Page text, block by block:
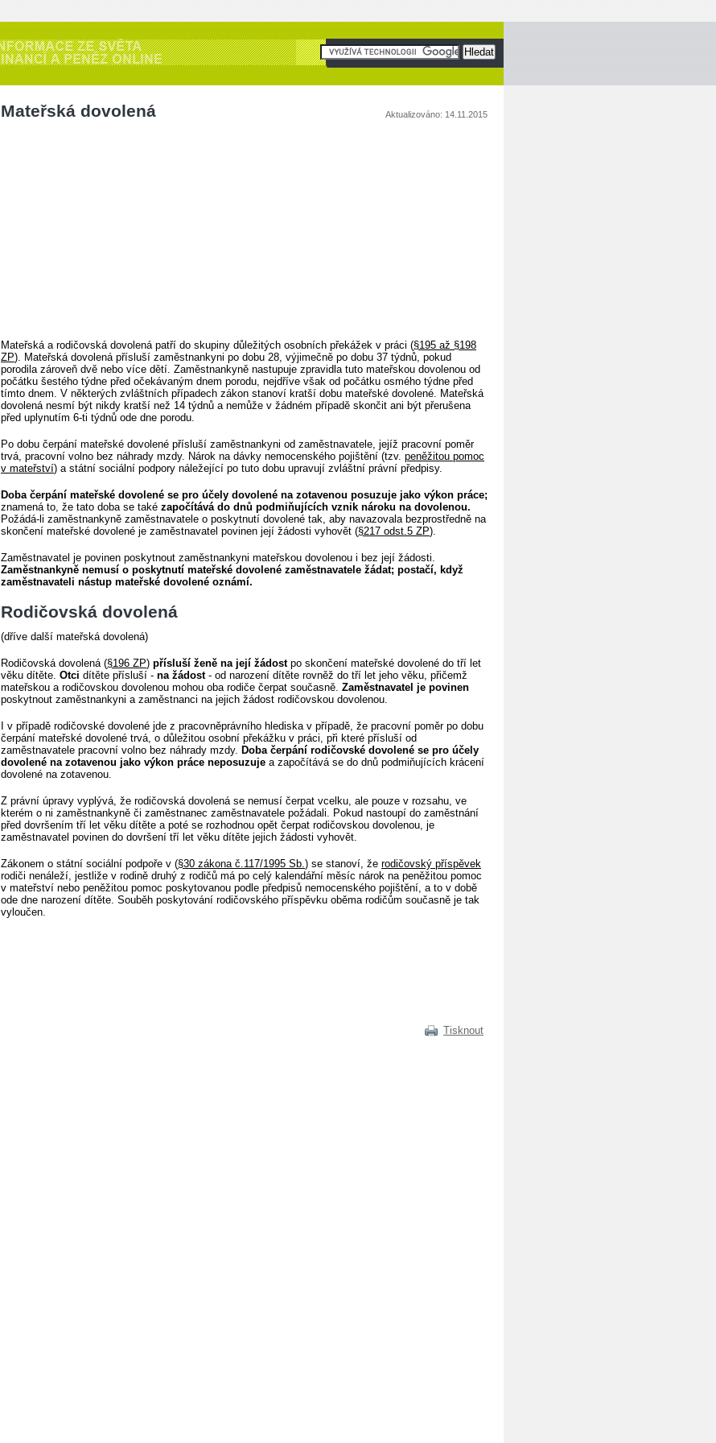
Aktualizováno: 14.11.2015
Mateřská dovolená
Mateřská a rodičovská dovolená patří do skupiny důležitých osobních překážek v práci (§195 až §198
ZP). Mateřská dovolená přísluší zaměstnankyni po dobu 28, výjimečně po dobu 37 týdnů, pokud
porodila zároveň dvě nebo více dětí. Zaměstnankyně nastupuje zpravidla tuto mateřskou dovolenou od
počátku šestého týdne před očekávaným dnem porodu, nejdříve však od počátku osmého týdne před
tímto dnem. V některých zvláštních případech zákon stanoví kratší dobu mateřské dovolené. Mateřská
dovolená nesmí být nikdy kratší než 14 týdnů a nemůže v žádném případě skončit ani být přerušena
před uplynutím 6-ti týdnů ode dne porodu.
Po dobu čerpání mateřské dovolené přísluší zaměstnankyni od zaměstnavatele, jejíž pracovní poměr
trvá, pracovní volno bez náhrady mzdy. Nárok na dávky nemocenského pojištění (tzv. peněžitou pomoc
v mateřství) a státní sociální podpory náležející po tuto dobu upravují zvláštní právní předpisy.
Doba čerpání mateřské dovolené se pro účely dovolené na zotavenou posuzuje jako výkon práce;
znamená to, že tato doba se také započítává do dnů podmiňujících vznik nároku na dovolenou.
Požádá-li zaměstnankyně zaměstnavatele o poskytnutí dovolené tak, aby navazovala bezprostředně na
skončení mateřské dovolené je zaměstnavatel povinen její žádosti vyhovět (§217 odst.5 ZP).
Zaměstnavatel je povinen poskytnout zaměstnankyni mateřskou dovolenou i bez její žádosti.
Zaměstnankyně nemusí o poskytnutí mateřské dovolené zaměstnavatele žádat; postačí, když
zaměstnavateli nástup mateřské dovolené oznámí.
Rodičovská dovolená
(dříve další mateřská dovolená)
Rodičovská dovolená (§196 ZP) přísluší ženě na její žádostpo skončení mateřské dovolené do tří let
věku dítěte. Otci dítěte přísluší - na žádost- od narození dítěte rovněž do tří let jeho věku, přičemž
mateřskou a rodičovskou dovolenou mohou oba rodiče čerpat současně. Zaměstnavatel je povinen
poskytnout zaměstnankyni a zaměstnanci na jejich žádost rodičovskou dovolenou.
I v případě rodičovské dovolené jde z pracovněprávního hlediska v případě, že pracovní poměr po dobu
čerpání mateřské dovolené trvá, o důležitou osobní překážku v práci, při které přísluší od
zaměstnavatele pracovní volno bez náhrady mzdy. Doba čerpání rodičovské dovolené se pro účely
dovolené na zotavenou jako výkon práce neposuzuje a započítává se do dnů podmiňujících krácení
dovolené na zotavenou.
Z právní úpravy vyplývá, že rodičovská dovolená se nemusí čerpat vcelku, ale pouze v rozsahu, ve
kterém o ni zaměstnankyně či zaměstnanec zaměstnavatele požádali. Pokud nastoupí do zaměstnání
před dovršením tří let věku dítěte a poté se rozhodnou opět čerpat rodičovskou dovolenou, je
zaměstnavatel povinen do dovršení tří let věku dítěte jejich žádosti vyhovět.
Zákonem o státní sociální podpoře v (§30 zákona č.117/1995 Sb.) se stanoví, že rodičovský příspěvek
rodiči nenáleží, jestliže v rodině druhý z rodičů má po celý kalendářní měsíc nárok na peněžitou pomoc
v mateřství nebo peněžitou pomoc poskytovanou podle předpisů nemocenského pojištění, a to v době
ode dne narození dítěte. Souběh poskytování rodičovského příspěvku oběma rodičům současně je tak
vyloučen.
Tisknout